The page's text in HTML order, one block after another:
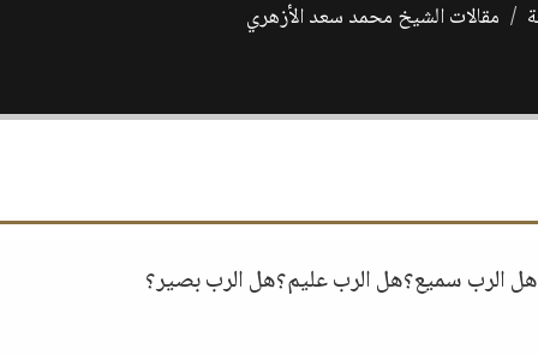
مقالات الشيخ محمد سعد الأزهري
الرب سميع؟هل الرب عليم؟هل الرب بصير؟